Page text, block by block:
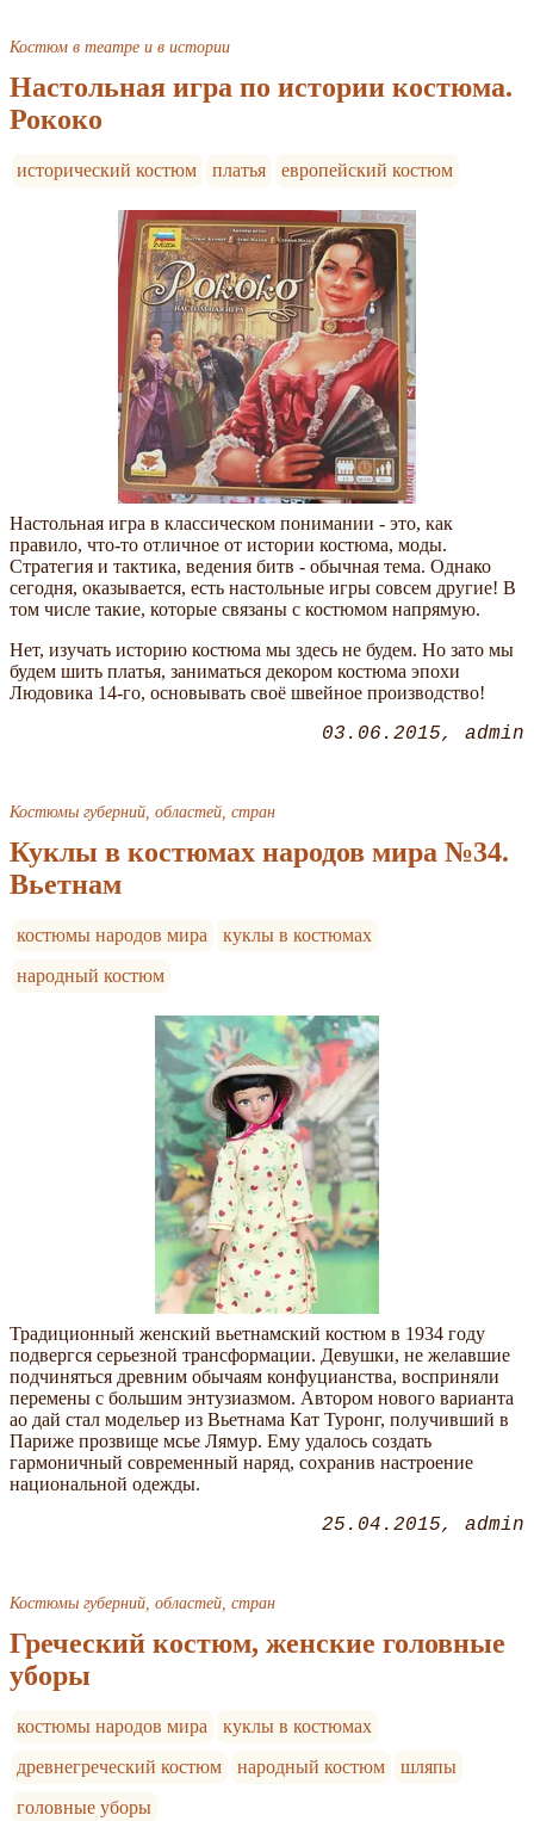
Костюм в театре и в истории
Настольная игра по истории костюма.
Рококо
исторический костюм платья европейский костюм
Настольная игра в классическом понимании - это, как
правило, что-то отличное от истории костюма, моды.
Стратегия и тактика, ведения битв - обычная тема. Однако
сегодня, оказывается, есть настольные игры совсем другие! В
том числе такие, которые связаны с костюмом напрямую.
Нет, изучать историю костюма мы здесь не будем. Но зато мы
будем шить платья, заниматься декором костюма эпохи
Людовика 14-го, основывать своё швейное производство!
03.06.2015 admin
Костюмы губерний, областей, стран
Куклы в костюмах народов мира №34.
Вьетнам
костюмы народов мира
куклы в костюмах
народный костюм
Традиционный женский вьетнамский костюм в 1934 году
подвергся серьезной трансформации. Девушки, не желавшие
подчиняться древним обычаям конфуцианства, восприняли
перемены с большим энтузиазмом. Автором нового варианта
ао дай стал модельер из Вьетнама Кат Туронг, получивший в
Париже прозвище мсье Лямур. Ему удалось создать
гармоничный современный наряд, сохранив настроение
национальной одежды.
25.04.2015 admin
Костюмы губерний, областей, стран
Греческий костюм, женские головные
уборы
костюмы народов мира
куклы в костюмах
древнегреческий костюм
народный костюм
шляпы
головные уборы